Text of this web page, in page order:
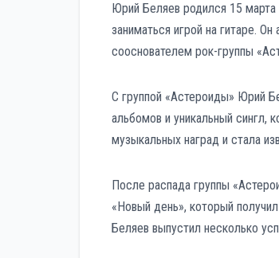
Юрий Беляев родился 15
заниматься игрой на гитаре.
сооснователем рок-группы
С группой «Астероиды» Юрий
альбомов и уникальный сингл,
музыкальных наград и стала
После распада группы
«Новый день», который
Беляев выпустил несколько